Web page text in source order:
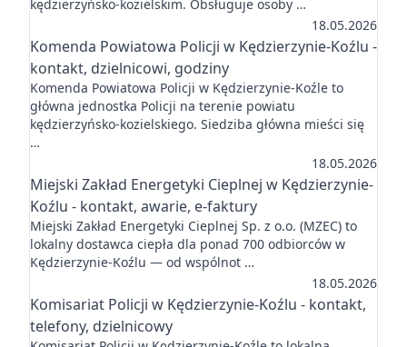
kędzierzyńsko-kozielskim. Obsługuje osoby …
18.05.2026
Komenda Powiatowa Policji w Kędzierzynie-Koźlu -
kontakt, dzielnicowi, godziny
Komenda Powiatowa Policji w Kędzierzynie-Koźle to
główna jednostka Policji na terenie powiatu
kędzierzyńsko-kozielskiego. Siedziba główna mieści się
…
18.05.2026
Miejski Zakład Energetyki Cieplnej w Kędzierzynie-
Koźlu - kontakt, awarie, e-faktury
Miejski Zakład Energetyki Cieplnej Sp. z o.o. (MZEC) to
lokalny dostawca ciepła dla ponad 700 odbiorców w
Kędzierzynie-Koźlu — od wspólnot …
18.05.2026
Komisariat Policji w Kędzierzynie-Koźlu - kontakt,
telefony, dzielnicowy